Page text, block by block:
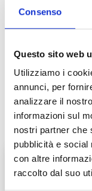
Consenso
Questo sito web
Utilizziamo i
annunci, per
analizzare il
informazioni sul
nostri partner che
pubblicità e social
con altre
raccolto dal suo
Cos'è
Un incontro per
frazioni e
proposte e necessità.
Luogo